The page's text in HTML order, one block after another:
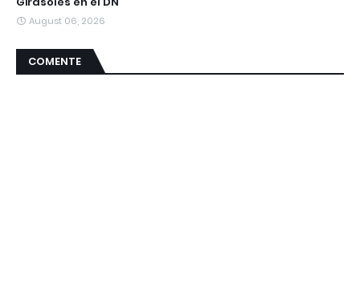
August 06, 2026
COMENTE